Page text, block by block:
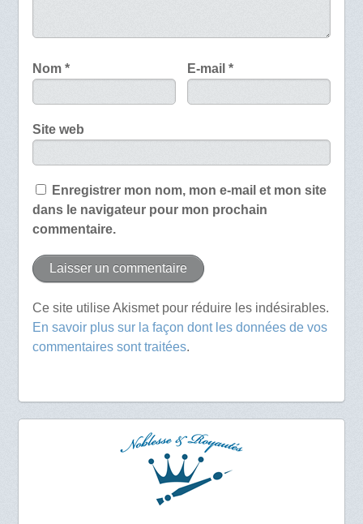
Nom * E-mail*
Site web
Enregistrer mon nom, mon e-mail et mon site
dans le navigateur pour mon prochain
commentaire.
Ce site utilise Akismet pour réduire les indésirables.
En savoir plus sur la façon dont les données de vos
commentaires sont traitées.